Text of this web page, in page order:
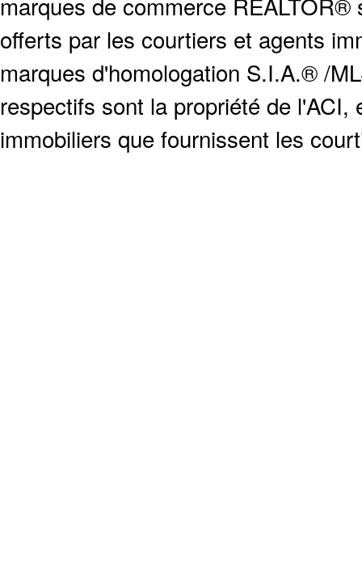
offerts par les courtiers et agents
marques d'homologation S.I.A.® /
respectifs sont la propriété de
immobiliers que fournissent les